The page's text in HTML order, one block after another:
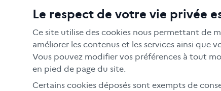
Le CLEMI
À l'international
CLEMI sup
Espace presse
Le respect de votre vie privée
Ce site utilise des cookies nous permettant de
améliorer les contenus et les services ainsi que
Vous pouvez modifier vos préférences à tout
en pied de page du site.
Certains cookies déposés sont exempts de